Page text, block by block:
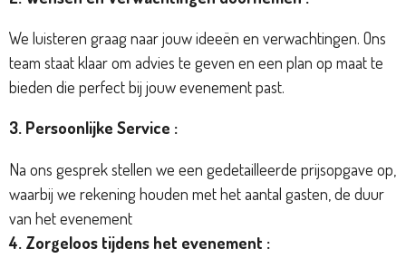
We luisteren graag naar jouw ideeën en verwachtingen. Ons
team staat klaar om advies te geven en een plan op maat te
bieden die perfect bij jouw evenement past.
3. Persoonlijke Service :
Na ons gesprek stellen we een gedetailleerde prijsopgave op,
waarbij we rekening houden met het aantal gasten, de duur
van het evenement
4. Zorgeloos tijdens het evenement :